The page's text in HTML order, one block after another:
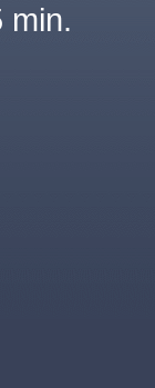
min.